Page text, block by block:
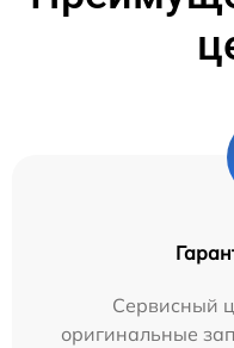
Сервисный
оригинальные